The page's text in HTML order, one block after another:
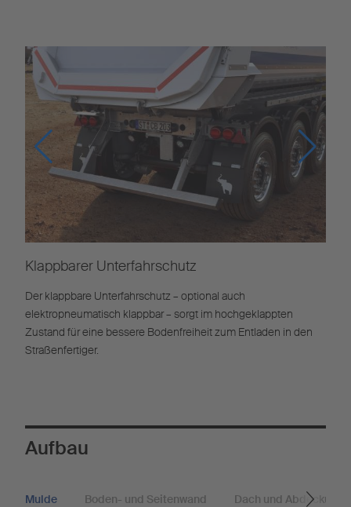
Klappbarer Unterfahrschutz
Der klappbare Unterfahrschutz – optional auch
elektropneumatisch klappbar – sorgt im hochgeklappten
Zustand für eine bessere Bodenfreiheit zum Entladen in den
Straßenfertiger.
Aufbau
Mulde Boden- und Seitenwand Dach und